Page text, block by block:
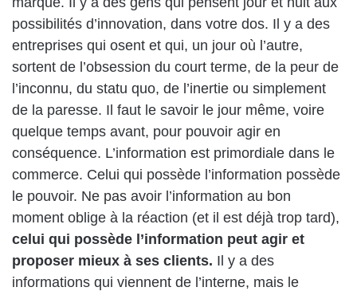
possibilités d’innovation, dans votre dos. Il y a des
entreprises qui osent et qui, un jour où l’autre,
sortent de l’obsession du court terme, de la peur de
l’inconnu, du statu quo, de l’inertie ou simplement
de la paresse. Il faut le savoir le jour même, voire
quelque temps avant, pour pouvoir agir en
conséquence. L’information est primordiale dans le
commerce. Celui qui possède l’information possède
le pouvoir. Ne pas avoir l’information au bon
moment oblige à la réaction (et il est déjà trop tard),
celui qui possède l’information peut agir et
proposer mieux à ses clients. Il y a des
informations qui viennent de l’interne, mais le